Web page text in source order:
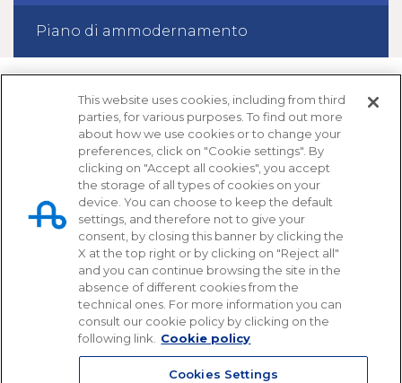
Piano di ammodernamento
Tangenziale di Napoli S.p.A.
Via Cintia, svincolo Fuorigrotta
80126 - Napoli
081 72 54 111 (pbx)
info@tangenzialedinapoli.it
This website uses cookies, including from third
parties, for various purposes. To find out more
about how we use cookies or to change your
preferences, click on "Cookie settings". By
clicking on "Accept all cookies", you accept
the storage of all types of cookies on your
device. You can choose to keep the default
settings, and therefore not to give your
consent, by closing this banner by clicking the
X at the top right or by clicking on "Reject all"
and you can continue browsing the site in the
absence of different cookies from the
technical ones. For more information you can
consult our cookie policy by clicking on the
following link.
Cookie policy
Cookies Settings